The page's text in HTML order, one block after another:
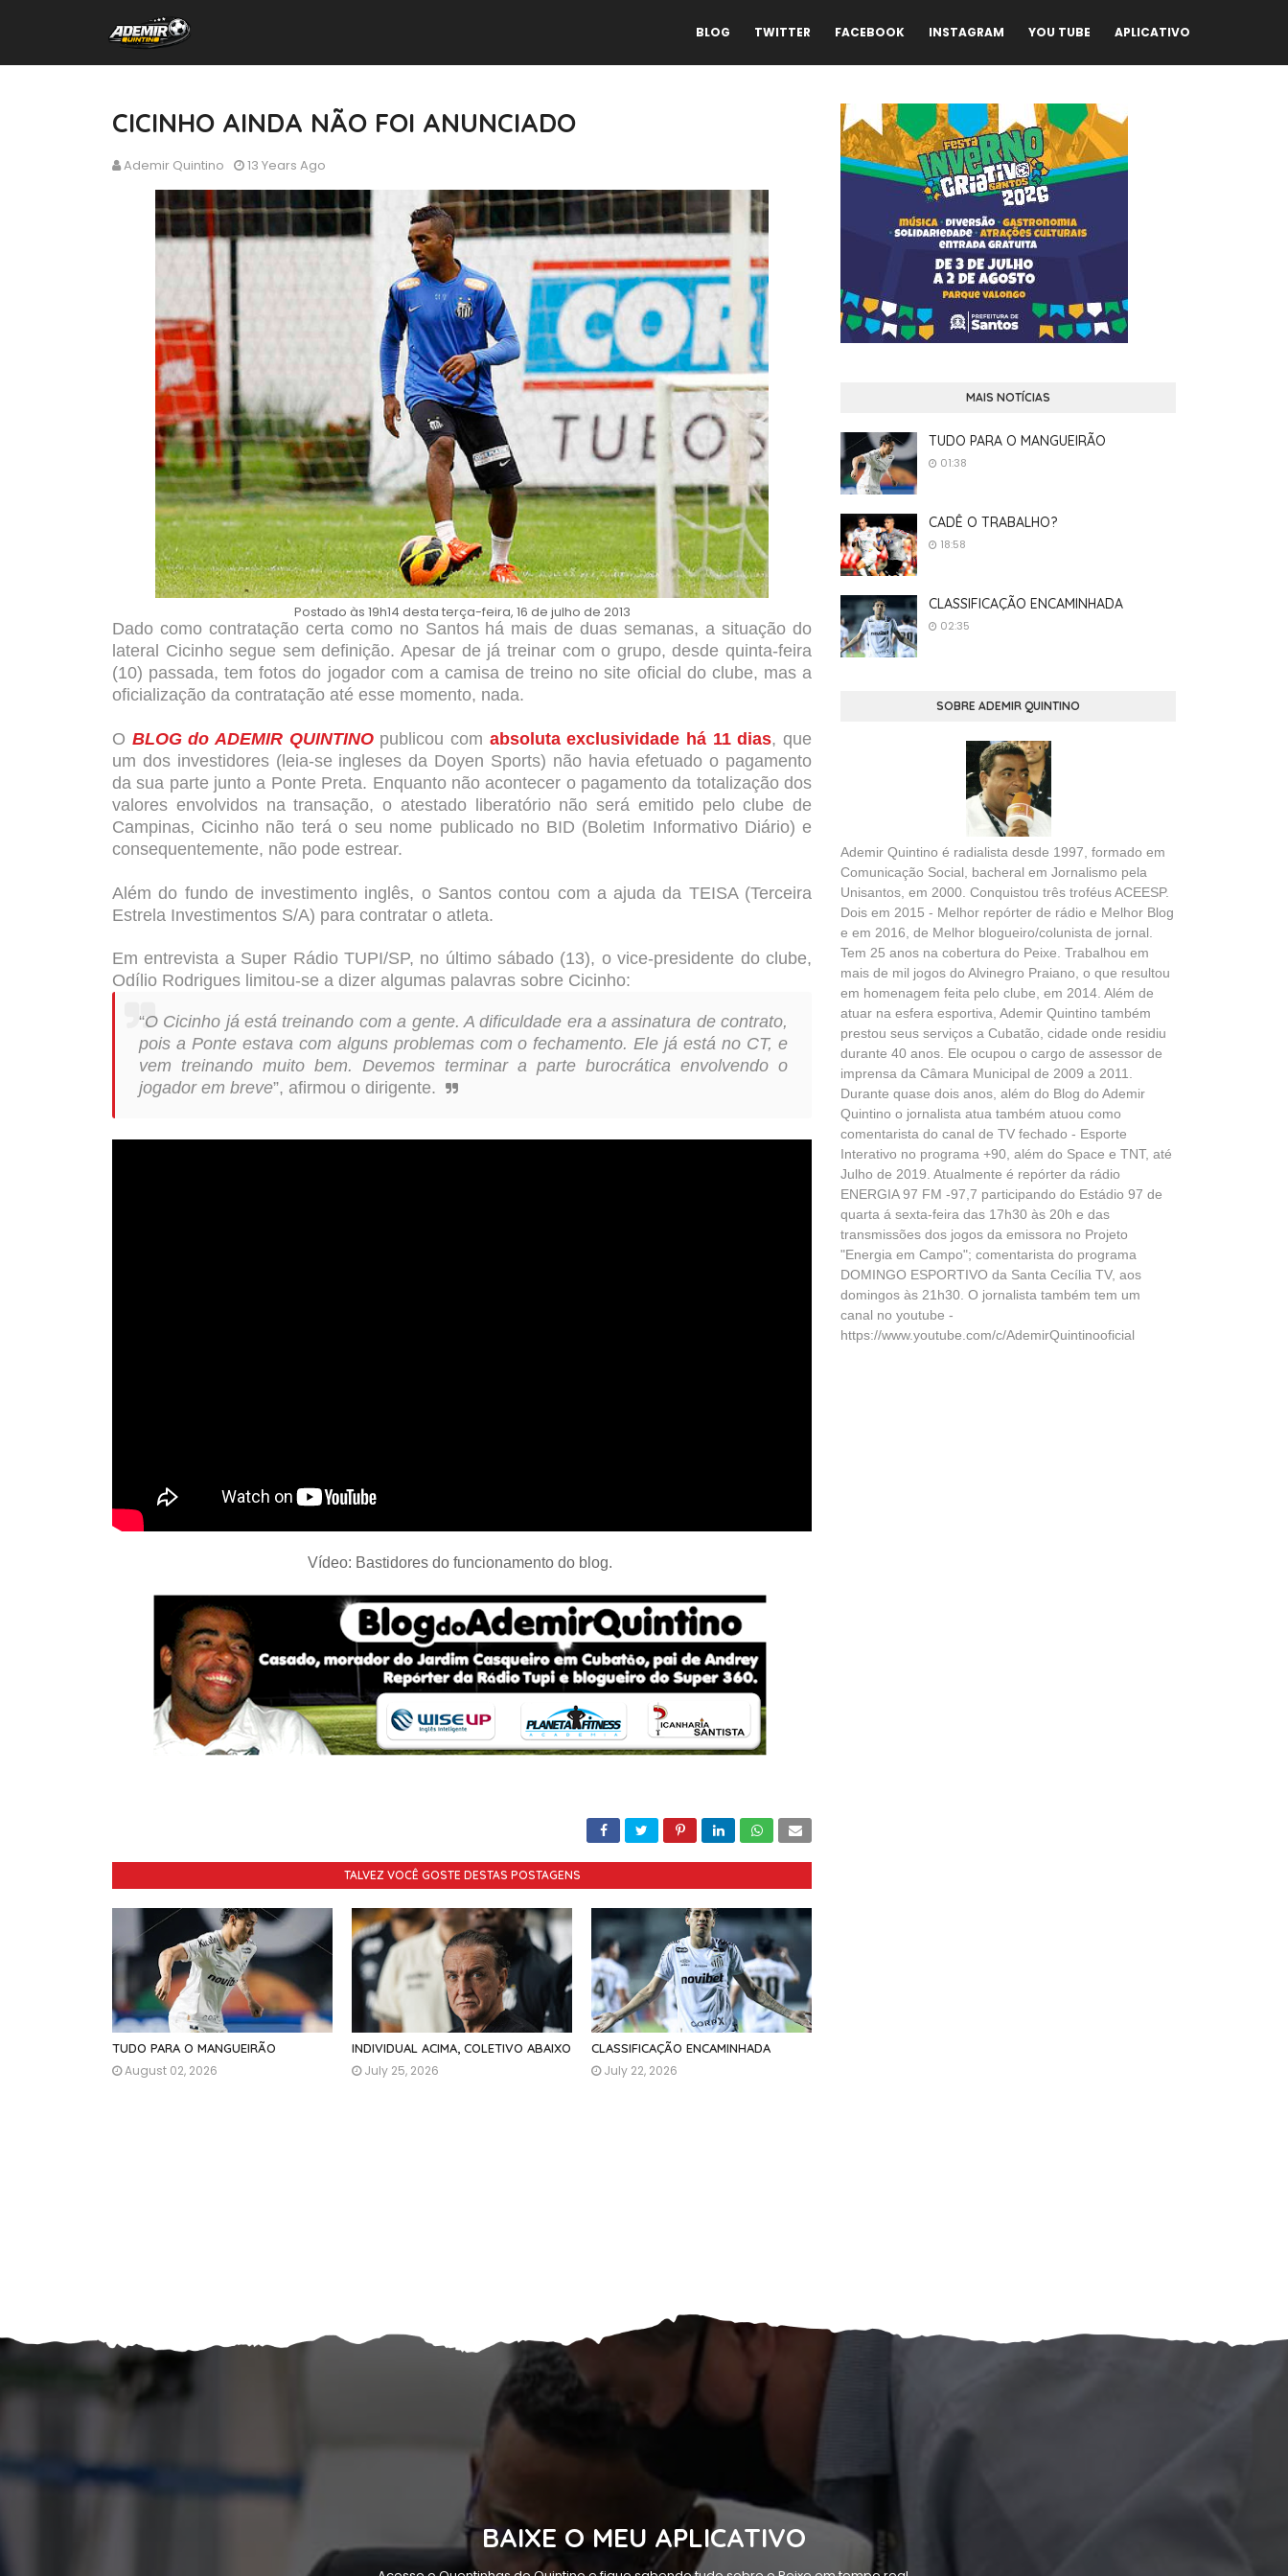
BLOG TWITTER FACEBOOK INSTAGRAM YOU TUBE APLICATIVO
CICINHO AINDA NÃO FOI ANUNCIADO
Ademir Quintino 13 Years Ago
Postado às 19h14 desta terça-feira, 16 de julho de 2013
Dado como contratação certa como no Santos há mais de duas semanas, a situação do
lateral Cicinho segue sem definição. Apesar de já treinar com o grupo, desde quinta-feira
(10) passada, tem fotos do jogador com a camisa de treino no site oficial do clube, mas a
oficialização da contratação até esse momento, nada.
O BLOG do ADEMIR QUINTINOpublicou com absoluta exclusividade há 11 dias, que
um dos investidores (leia-se ingleses da Doyen Sports) não havia efetuado o pagamento
da sua parte junto a Ponte Preta. Enquanto não acontecer o pagamento da totalização dos
valores envolvidos na transação, o atestado liberatório não será emitido pelo clube de
Campinas, Cicinho não terá o seu nome publicado no BID (Boletim Informativo Diário) e
consequentemente, não pode estrear.
Além do fundo de investimento inglês, o Santos contou com a ajuda da TEISA (Terceira
Estrela Investimentos S/A) para contratar o atleta.
Em entrevista a Super Rádio TUPI/SP, no último sábado (13), o vice-presidente do clube,
Odílio Rodrigues limitou-se a dizer algumas palavras sobre Cicinho:
“O Cicinho já está treinando com a gente. A dificuldade era a assinatura de contrato,
pois a Ponte estava com alguns problemas com o fechamento. Ele já está no CT, e
vem treinando muito bem. Devemos terminar a parte burocrática envolvendo o
jogador em breve”, afirmou o dirigente.
Vídeo: Bastidores do funcionamento do blog.
TALVEZ VOCÊ GOSTE DESTAS POSTAGENS
TUDO PARA O MANGUEIRÃO
August 02, 2026
INDIVIDUAL ACIMA, COLETIVO ABAIXO
July 25, 2026
CLASSIFICAÇÃO ENCAMINHADA
July 22, 2026
MAIS NOTÍCIAS
TUDO PARA O MANGUEIRÃO
01:38
CADÊ O TRABALHO?
18:58
CLASSIFICAÇÃO ENCAMINHADA
02:35
SOBRE ADEMIR QUINTINO
Ademir Quintino é radialista desde 1997, formado em
Comunicação Social, bacheral em Jornalismo pela
Unisantos, em 2000. Conquistou três troféus ACEESP.
Dois em 2015 - Melhor repórter de rádio e Melhor Blog
e em 2016, de Melhor blogueiro/colunista de jornal.
Tem 25 anos na cobertura do Peixe. Trabalhou em
mais de mil jogos do Alvinegro Praiano, o que resultou
em homenagem feita pelo clube, em 2014. Além de
atuar na esfera esportiva, Ademir Quintino também
prestou seus serviços a Cubatão, cidade onde residiu
durante 40 anos. Ele ocupou o cargo de assessor de
imprensa da Câmara Municipal de 2009 a 2011.
Durante quase dois anos, além do Blog do Ademir
Quintino o jornalista atua também atuou como
comentarista do canal de TV fechado - Esporte
Interativo no programa +90, além do Space e TNT, até
Julho de 2019. Atualmente é repórter da rádio
ENERGIA 97 FM -97,7 participando do Estádio 97 de
quarta á sexta-feira das 17h30 às 20h e das
transmissões dos jogos da emissora no Projeto
"Energia em Campo"; comentarista do programa
DOMINGO ESPORTIVO da Santa Cecília TV, aos
domingos às 21h30. O jornalista também tem um
canal no youtube -
https://www.youtube.com/c/AdemirQuintinooficial
BAIXE O MEU APLICATIVO